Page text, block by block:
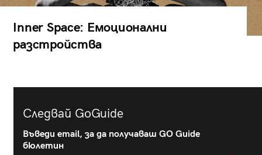
Inner Space: Емоционални
разстройства
Следвай GoGuide
Въведи email, за да получаваш GO Guide
бюлетин